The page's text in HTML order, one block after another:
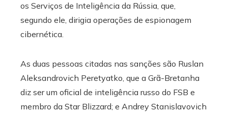
os Serviços de Inteligência da Rússia, que,
segundo ele, dirigia operações de espionagem
cibernética.
As duas pessoas citadas nas sanções são Ruslan
Aleksandrovich Peretyatko, que a Grã-Bretanha
diz ser um oficial de inteligência russo do FSB e
membro da Star Blizzard; e Andrey Stanislavovich